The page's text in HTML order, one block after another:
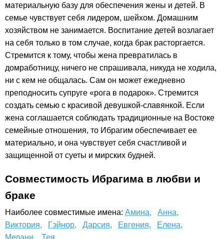
материальную базу для обеспечения жены и детей. В
семье чувствует себя лидером, шейхом. Домашним
хозяйством не занимается. Воспитание детей возлагает
на себя только в том случае, когда брак расторгается.
Стремится к тому, чтобы жена превратилась в
домработницу, ничего не спрашивала, никуда не ходила,
ни с кем не общалась. Сам он может ежедневно
преподносить супруге «рога в подарок». Стремится
создать семью с красивой девушкой-славянкой. Если
жена соглашается соблюдать традиционные на Востоке
семейные отношения, то Ибрагим обеспечивает ее
материально, и она чувствует себя счастливой и
защищенной от суеты и мирских будней.
Совместимость Ибрагима в любви и
браке
Наиболее совместимые имена: Амина,
Анна,
Виктория,
Гэйнор, Дарсия, Евгения,
Елена,
Мелани,
Тея